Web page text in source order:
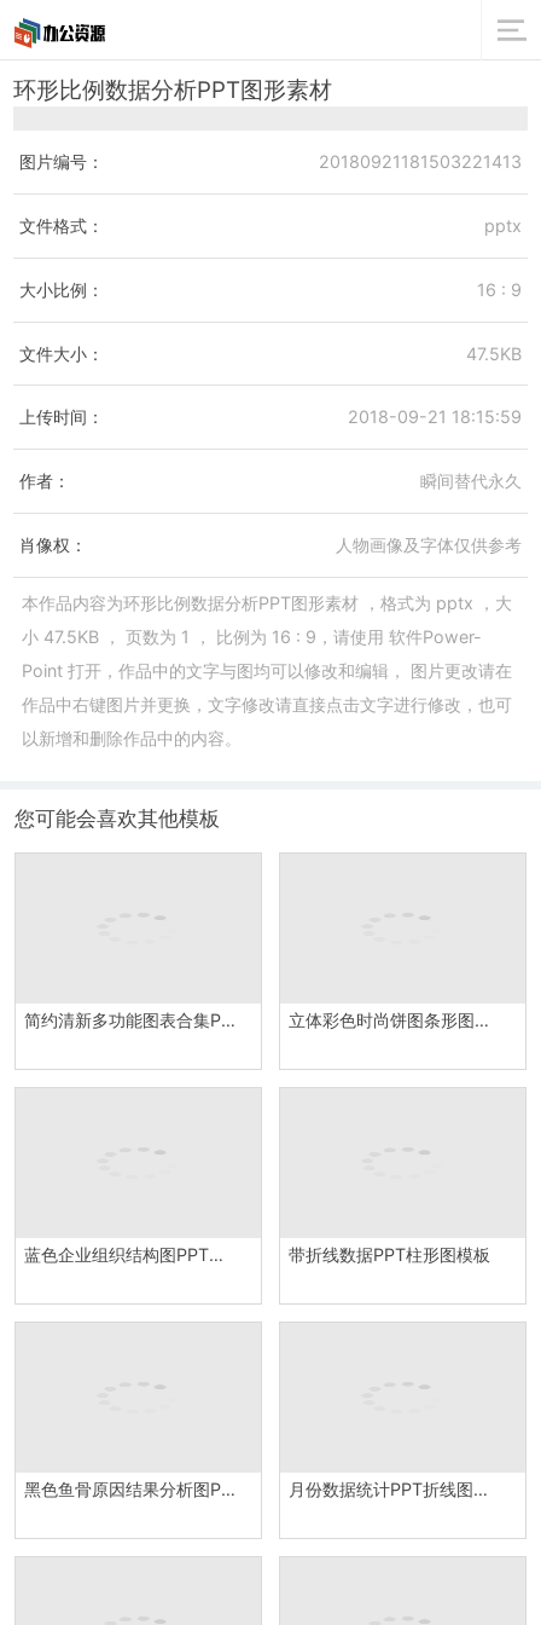
环形比例数据分析PPT图形素材
图片编号： 20180921181503221413
文件格式： pptx
大小比例： 16 : 9
文件大小： 47.5KB
上传时间： 2018-09-21 18:15:59
作者： 瞬间替代永久
肖像权： 人物画像及字体仅供参考
本作品内容为环形比例数据分析PPT图形素材，格式为 pptx
，大
小 47.5KB， 页数为 1 ， 比例为 16 : 9 ，请使用 软件Power-
Point 打开，作品中的文字与图均可以修改和编辑， 图片更改请在
作品中右键图片并更换，文字修改请直接点击文字进行修改，也可
以新增和删除作品中的内容。
您可能会喜欢其他模板
简约清新多功能图表合集PPT图表模板 立体彩色时尚饼图条形图组合PPT图表模板
蓝色企业组织结构图PPT图表 带折线数据PPT柱形图模板
黑色鱼骨原因结果分析图PPT模板 月份数据统计PPT折线图模板